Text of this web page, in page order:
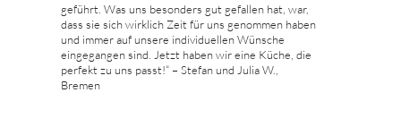
geführt. Was uns besonders gut gefallen hat, war,
dass sie sich wirklich Zeit für uns genommen haben
und immer auf unsere individuellen Wünsche
eingegangen sind. Jetzt haben wir eine Küche, die
perfekt zu uns passt!“ – Stefan und Julia W.,
Bremen